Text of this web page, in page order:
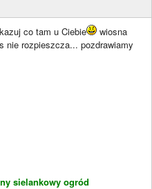
co tam u Ciebie
wiosna
nie rozpieszcza... pozdrawiamy
sielankowy ogród